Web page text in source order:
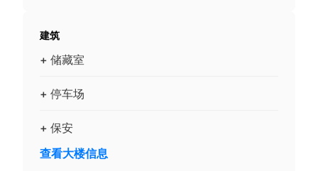
建筑
+ 储藏室
+ 停车场
+ 保安
查看大楼信息